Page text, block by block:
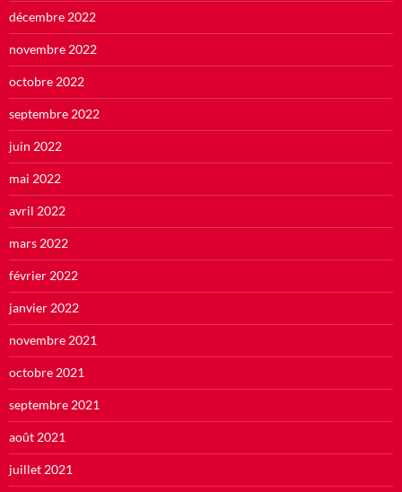
décembre 2022
novembre 2022
octobre 2022
septembre 2022
juin 2022
mai 2022
avril 2022
mars 2022
février 2022
janvier 2022
novembre 2021
octobre 2021
septembre 2021
août 2021
juillet 2021